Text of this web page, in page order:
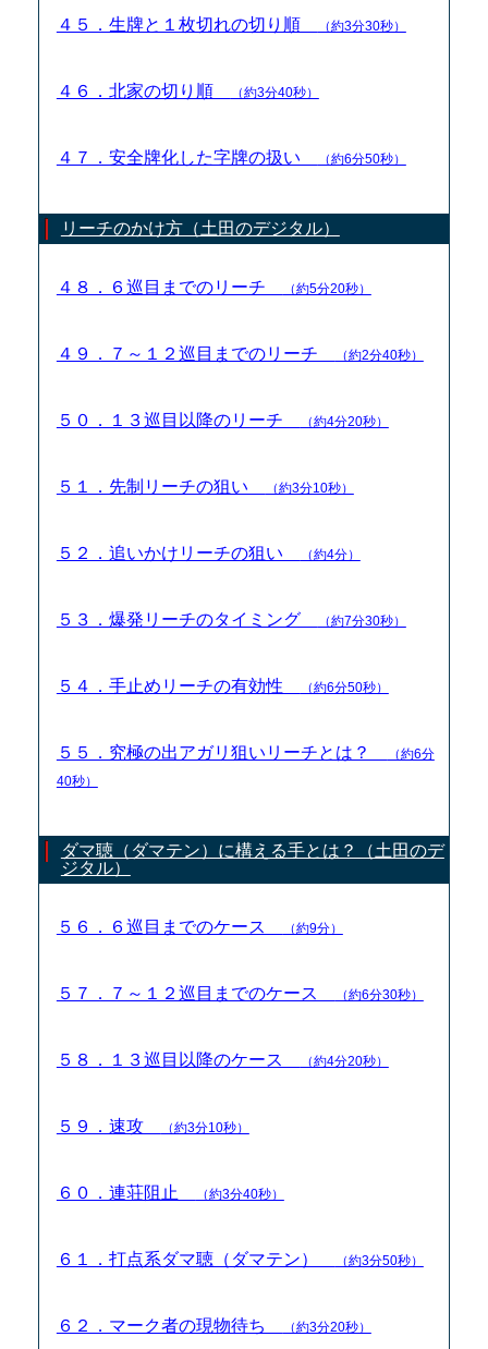
４５．生牌と１枚切れの切り順 （約3分30秒）
４６．北家の切り順 （約3分40秒）
４７．安全牌化した字牌の扱い （約6分50秒）
リーチのかけ方（土田のデジタル）
４８．６巡目までのリーチ （約5分20秒）
４９．７～１２巡目までのリーチ （約2分40秒）
５０．１３巡目以降のリーチ （約4分20秒）
５１．先制リーチの狙い （約3分10秒）
５２．追いかけリーチの狙い （約4分）
５３．爆発リーチのタイミング （約7分30秒）
５４．手止めリーチの有効性 （約6分50秒）
５５．究極の出アガリ狙いリーチとは？
（約6分
40秒）
ダマ聴（ダマテン）に構える手とは？（土田のデ
ジタル）
５６．６巡目までのケース （約9分）
５７．７～１２巡目までのケース （約6分30秒）
５８．１３巡目以降のケース （約4分20秒）
５９．速攻 （約3分10秒）
６０．連荘阻止 （約3分40秒）
６１．打点系ダマ聴（ダマテン） （約3分50秒）
６２．マーク者の現物待ち （約3分20秒）